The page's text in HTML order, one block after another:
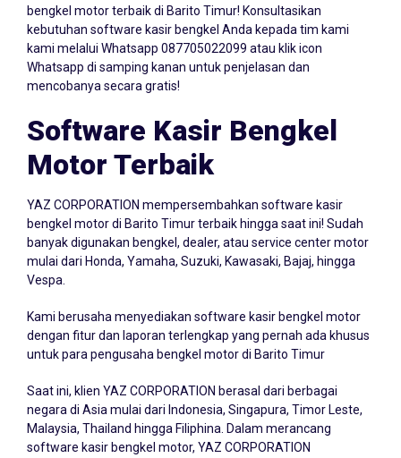
bengkel motor terbaik di Barito Timur! Konsultasikan
kebutuhan software kasir bengkel Anda kepada tim kami
kami melalui Whatsapp 087705022099 atau klik icon
Whatsapp di samping kanan untuk penjelasan dan
mencobanya secara gratis!
Software Kasir Bengkel
Motor Terbaik
YAZ CORPORATION mempersembahkan software kasir
bengkel motor di Barito Timur terbaik hingga saat ini! Sudah
banyak digunakan bengkel, dealer, atau service center motor
mulai dari Honda, Yamaha, Suzuki, Kawasaki, Bajaj, hingga
Vespa.
Kami berusaha menyediakan software kasir bengkel motor
dengan fitur dan laporan terlengkap yang pernah ada khusus
untuk para pengusaha bengkel motor di Barito Timur
Saat ini, klien YAZ CORPORATION berasal dari berbagai
negara di Asia mulai dari Indonesia, Singapura, Timor Leste,
Malaysia, Thailand hingga Filiphina. Dalam merancang
software kasir bengkel motor, YAZ CORPORATION